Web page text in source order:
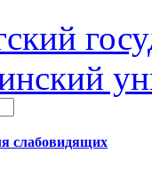
слабовидящих